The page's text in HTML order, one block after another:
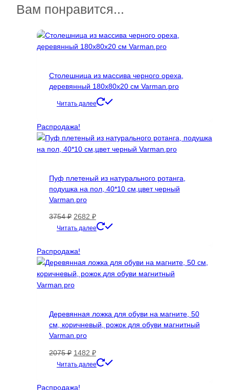
37000 ₽
вариаций.
можно
выбрать
товара.
Вам понравится...
Столешница из массива черного ореха,
деревянный 180х80х20 см Varman.pro
Читать далее
Распродажа!
Пуф плетеный из натурального ротанга,
подушка на пол, 40*10 см,цвет черный
Varman.pro
3754₽ Первоначальная
цена
3754 ₽.
2682 ₽Текущая
цена:
Читать далее
Распродажа!
Деревянная ложка для обуви на магните, 50
см, коричневый, рожок для обуви магнитный
Varman.pro
2075₽ Первоначальная
цена
2075 ₽.
1482 ₽Текущая
цена:
Читать далее
Распродажа!